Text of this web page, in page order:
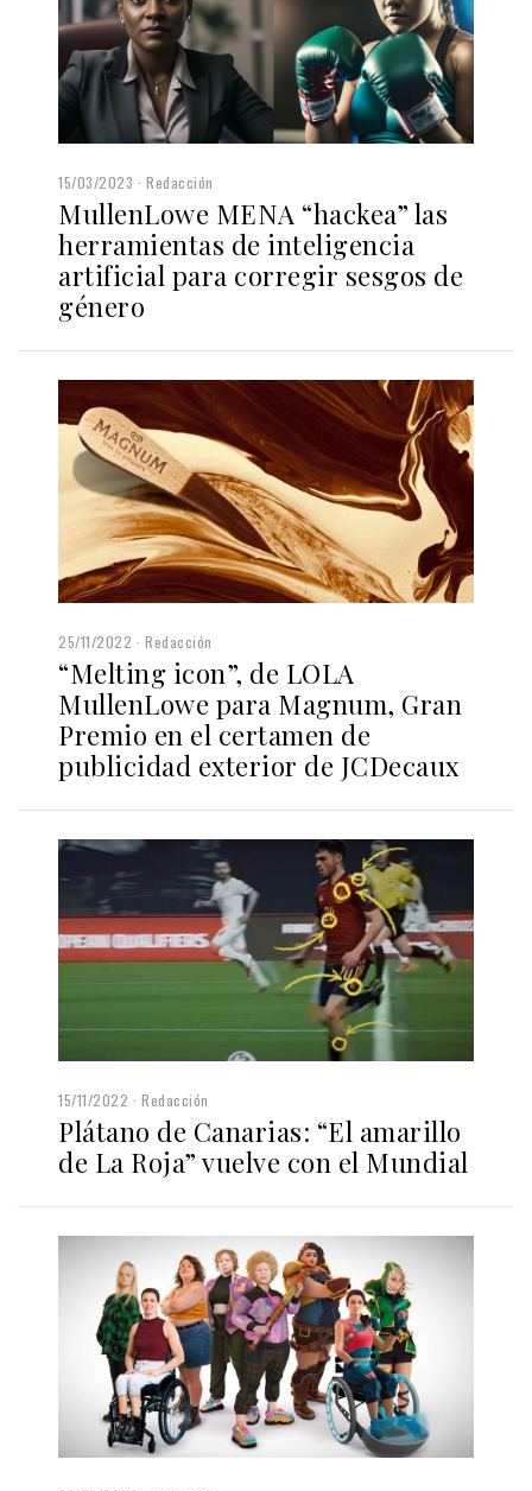
15/03/2023 Redacción
MullenLowe MENA “hackea” las
herramientas de inteligencia
artificial para corregir sesgos de
género
25/11/2022 Redacción
“Melting icon”, de LOLA
MullenLowe para Magnum, Gran
Premio en el certamen de
publicidad exterior de JCDecaux
15/11/2022 Redacción
Plátano de Canarias: “El amarillo
de La Roja” vuelve con el Mundial